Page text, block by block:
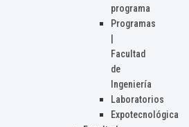
programa
Programas
Facultad
de
Ingeniería
Laboratorios
Expotecnológica